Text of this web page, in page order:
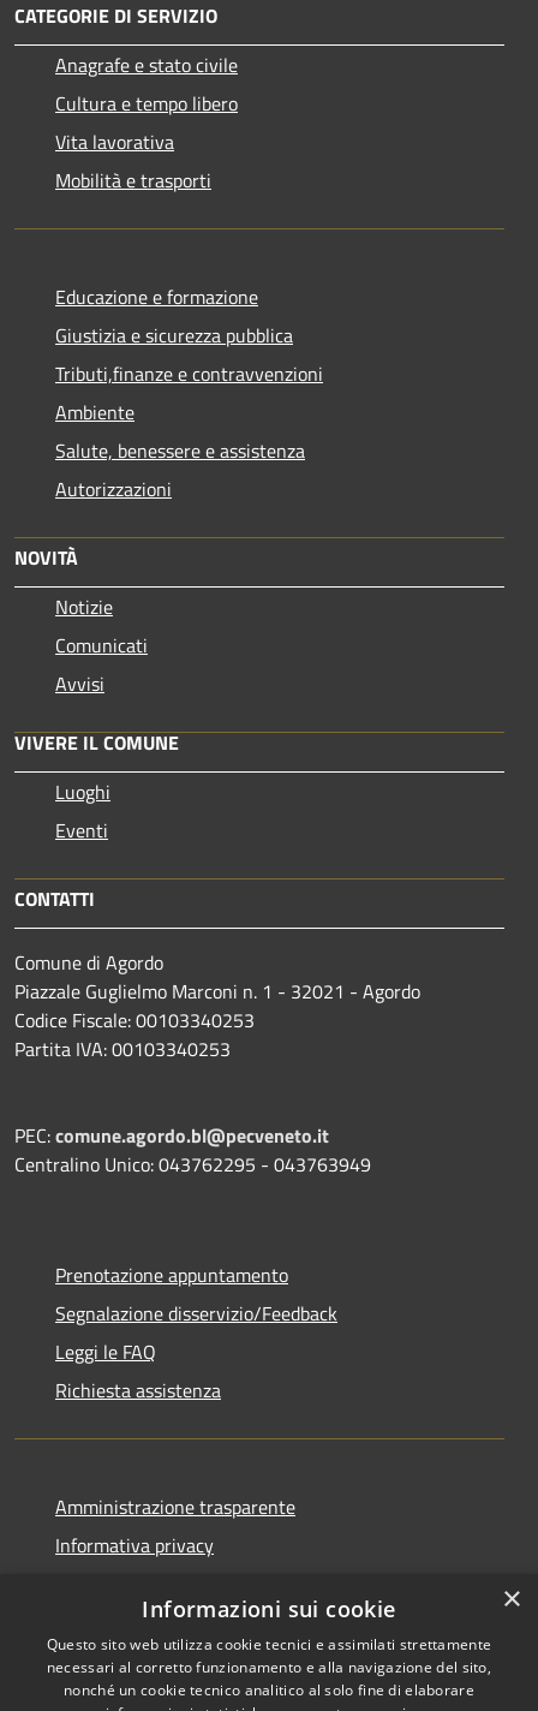
CATEGORIE DI SERVIZIO
Anagrafe e stato civile
Cultura e tempo libero
Vita lavorativa
Mobilità e trasporti
Educazione e formazione
Giustizia e sicurezza pubblica
Tributi,finanze e contravvenzioni
Ambiente
Salute, benessere e assistenza
Autorizzazioni
NOVITÀ
Notizie
Comunicati
Avvisi
VIVERE IL COMUNE
Luoghi
Eventi
CONTATTI
Comune di Agordo
Piazzale Guglielmo Marconi n. 1 - 32021 - Agordo
Codice Fiscale: 00103340253
Partita IVA: 00103340253
PEC:comune.agordo.bl@pecveneto.it
Centralino Unico: 043762295 - 043763949
Prenotazione appuntamento
Segnalazione disservizio/Feedback
Leggi le FAQ
Richiesta assistenza
Amministrazione trasparente
Informativa privacy
Dichiarazione di accessibilità
×
Informazioni sui cookie
Questo sito web utilizza cookie tecnici e assimilati strettamente
necessari al corretto funzionamento e alla navigazione del sito,
nonché un cookie tecnico analitico al solo fine di elaborare